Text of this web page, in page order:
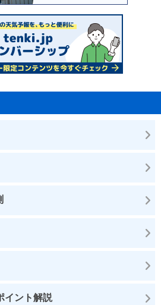
イント解説